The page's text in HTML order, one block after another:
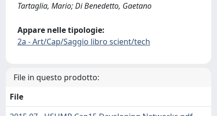
Tartaglia, Mario; Di Benedetto, Gaetano
Appare nelle tipologie:
2a - Art/Cap/Saggio libro scient/tech
File in questo prodotto:
File